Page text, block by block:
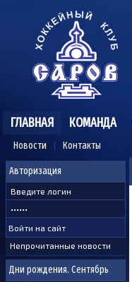
ГЛАВНАЯ
Новости Контакты
КОМАНДА
Авторизация
Непрочитанные новости
Дни рождения. Сентябрь